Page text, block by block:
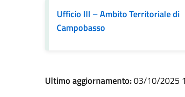
Ufficio III – Ambito Territoriale di
Campobasso
Ultimo aggiornamento:03/10/2025